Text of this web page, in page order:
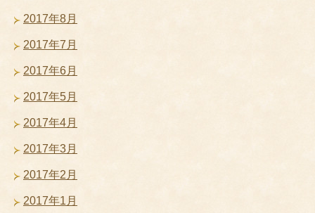
2017年8月
2017年7月
2017年6月
2017年5月
2017年4月
2017年3月
2017年2月
2017年1月